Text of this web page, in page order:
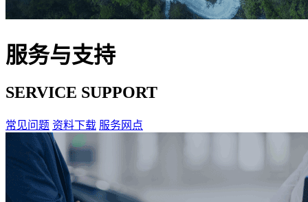
服务与支持
SERVICE SUPPORT
常见问题 资料下载 服务网点